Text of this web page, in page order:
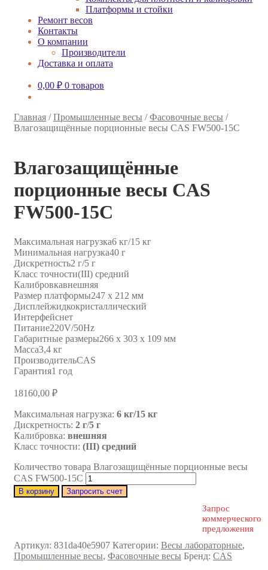
Платформы и стойки
Ремонт весов
Контакты
О компании
Производители
Доставка и оплата
0,00 ₽ 0 товаров
Главная /Промышленные весы /Фасовочные весы /
Влагозащищённые порционные весы CAS FW500-15C
Влагозащищённые
порционные весы CAS
FW500-15C
Максимальная нагрузка6 кг/15 кг
Минимальная нагрузка40 г
Дискретность2 г/5 г
Класс точности(III) средний
Калибровкавнешняя
Размер платформы247 х 212 мм
Дисплейжидкокристаллический
Интерфейснет
Питание220V/50Hz
Габаритные размеры266 х 303 х 109 мм
Масса3,4 кг
ПроизводительCAS
Гарантия1 год
18160,00 ₽
Максимальная нагрузка: 6 кг/15 кг
Дискретность: 2 г/5 г
Калибровка: внешняя
Класс точности: (III) средний
Количество товара Влагозащищённые порционные весы
CAS FW500-15C
В корзину Запросить счет
Запрос
коммерческого
предложения
Артикул: 831da40e5907 Категории: Весы лабораторные,
Промышленные весы, Фасовочные весы Бренд: CAS